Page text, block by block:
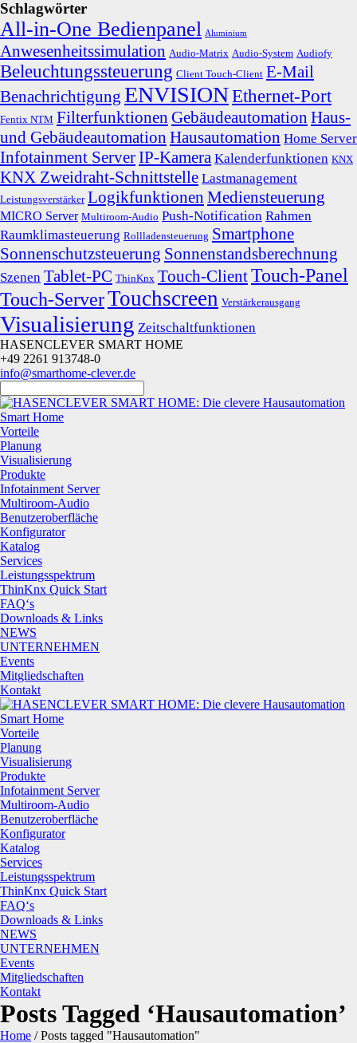
Schlagwörter
All-in-One Bedienpanel Aluminium
Anwesenheitssimulation Audio-Matrix Audio-System Audiofy
Beleuchtungssteuerung Client Touch-Client E-Mail
Benachrichtigung ENVISIONEthernet-Port
Fentix NTM Filterfunktionen Gebäudeautomation Haus-
und Gebäudeautomation Hausautomation Home Server
Infotainment ServerIP-Kamera Kalenderfunktionen KNX
KNX Zweidraht-Schnittstelle Lastmanagement
Leistungsverstärker Logikfunktionen Mediensteuerung
MICRO Server Multiroom-Audio Push-Notification Rahmen
Raumklimasteuerung Rollladensteuerung Smartphone
Sonnenschutzsteuerung Sonnenstandsberechnung
Szenen Tablet-PC ThinKnx Touch-ClientTouch-Panel
Touch-ServerTouchscreen Verstärkerausgang
Visualisierung Zeitschaltfunktionen
HASENCLEVER SMART HOME
+49 2261 913748-0
info@smarthome-clever.de
Smart Home
Vorteile
Planung
Visualisierung
Produkte
Infotainment Server
Multiroom-Audio
Benutzeroberfläche
Konfigurator
Katalog
Services
Leistungsspektrum
ThinKnx Quick Start
FAQ‘s
Downloads & Links
NEWS
UNTERNEHMEN
Events
Mitgliedschaften
Kontakt
Smart Home
Vorteile
Planung
Visualisierung
Produkte
Infotainment Server
Multiroom-Audio
Benutzeroberfläche
Konfigurator
Katalog
Services
Leistungsspektrum
ThinKnx Quick Start
FAQ‘s
Downloads & Links
NEWS
UNTERNEHMEN
Events
Mitgliedschaften
Kontakt
Posts Tagged ‘Hausautomation’
Home /Posts tagged "Hausautomation"